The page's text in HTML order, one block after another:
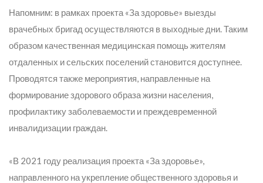
Напомним: в рамках проекта «За здоровье» выезды
врачебных бригад осуществляются в выходные дни. Таким
образом качественная медицинская помощь жителям
отдаленных и сельских поселений становится доступнее.
Проводятся также мероприятия, направленные на
формирование здорового образа жизни населения,
профилактику заболеваемости и преждевременной
инвалидизации граждан.
«В 2021 году реализация проекта «За здоровье»,
направленного на укрепление общественного здоровья и